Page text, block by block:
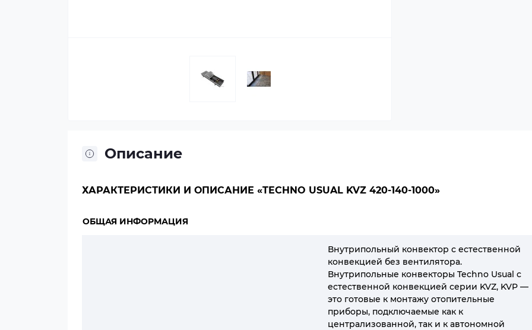
Описание
ХАРАКТЕРИСТИКИ И ОПИСАНИЕ «TECHNO USUAL KVZ 420-140-1000»
ОБЩАЯ ИНФОРМАЦИЯ
Внутрипольный конвектор с естественной
конвекцией без вентилятора.
Внутрипольные конвекторы Techno Usual с
естественной конвекцией серии KVZ, KVP —
это готовые к монтажу отопительные
приборы, подключаемые как к
централизованной, так и к автономной